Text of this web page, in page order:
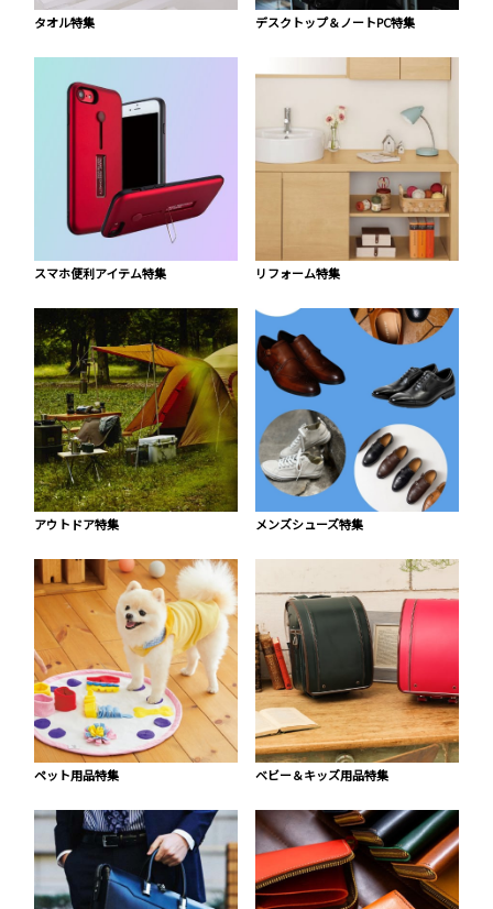
タオル特集 デスクトップ＆ノートPC特集
スマホ便利アイテム特集 リフォーム特集
アウトドア特集 メンズシューズ特集
ペット用品特集 ベビー＆キッズ用品特集